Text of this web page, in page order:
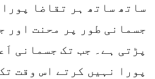
ساتھ ساتھ ہر تقاضا
جسمانی طور پر محنت اور
پڑتی ہے۔ جب تک جسمانی
پورا نہیں کرتے اس وقت